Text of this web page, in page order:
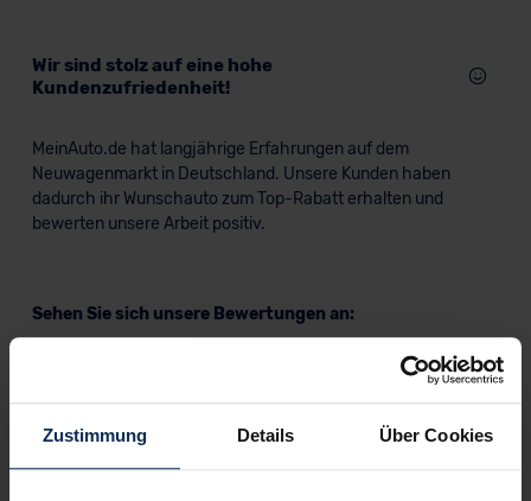
Zustimmung Details Über Cookies
Wir sind stolz auf eine hohe
Kundenzufriedenheit!
MeinAuto.de hat langjährige Erfahrungen auf dem
Neuwagenmarkt in Deutschland. Unsere Kunden haben
dadurch ihr Wunschauto zum Top-Rabatt erhalten und
bewerten unsere Arbeit positiv.
Sehen Sie sich unsere Bewertungen an: